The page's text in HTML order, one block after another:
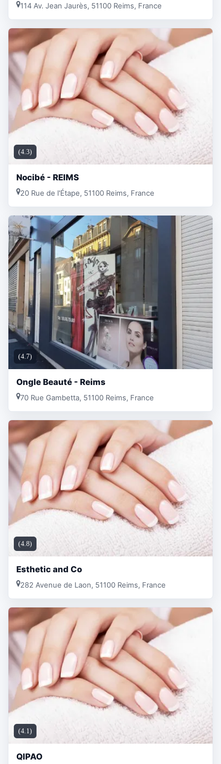
114 Av. Jean Jaurès, 51100 Reims, France
(4.3)
Nocibé - REIMS
20 Rue de l'Étape, 51100 Reims, France
(4.7)
Ongle Beauté - Reims
70 Rue Gambetta, 51100 Reims, France
(4.8)
Esthetic and Co
282 Avenue de Laon, 51100 Reims, France
(4.1)
QIPAO